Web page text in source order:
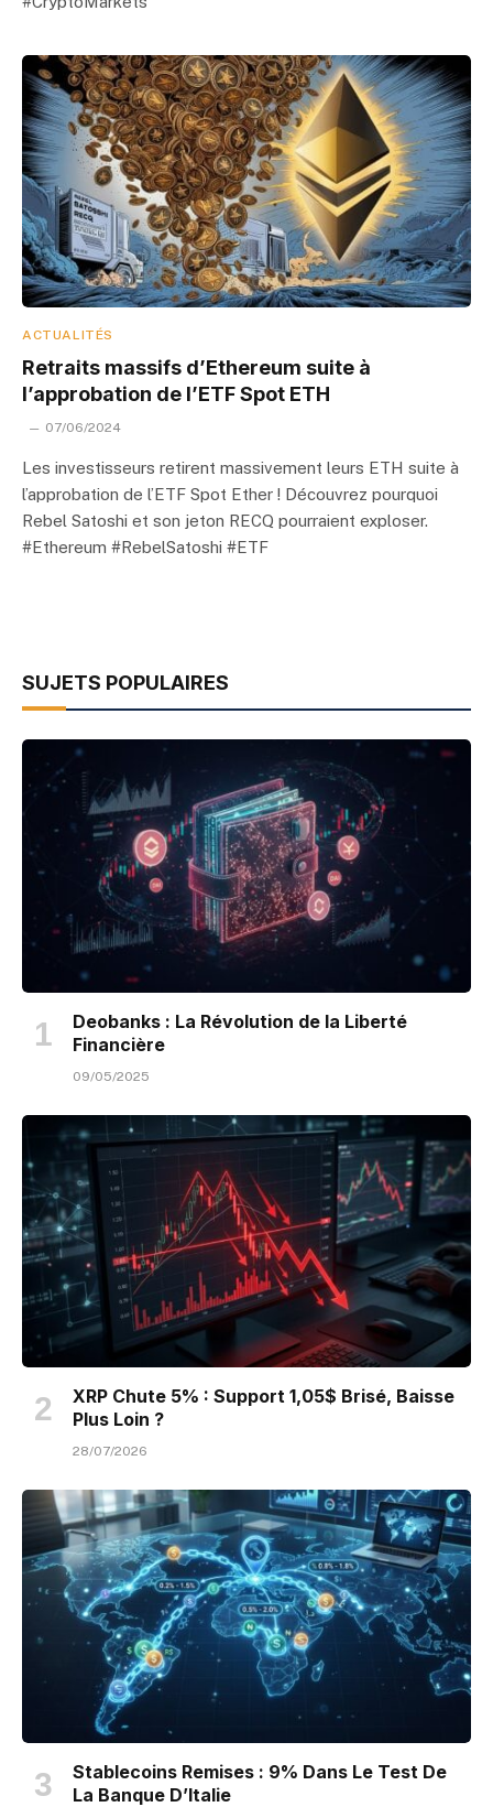
ACTUALITÉS
Retraits massifs d’Ethereum suite à
l’approbation de l’ETF Spot ETH
07/06/2024
Les investisseurs retirent massivement leurs ETH suite à
l’approbation de l’ETF Spot Ether ! Découvrez pourquoi
Rebel Satoshi et son jeton RECQ pourraient exploser.
#Ethereum #RebelSatoshi #ETF
SUJETS POPULAIRES
Deobanks : La Révolution de la Liberté
Financière
09/05/2025
XRP Chute 5% : Support 1,05$ Brisé, Baisse
Plus Loin ?
28/07/2026
Stablecoins Remises : 9% Dans Le Test De
La Banque D’Italie